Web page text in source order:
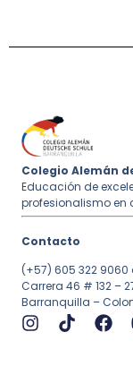
Colegio Alemán
Educación de
profesionalismo en
Contacto
(+57) 605 322 9060
Carrera 46 # 132 –
Barranquilla –